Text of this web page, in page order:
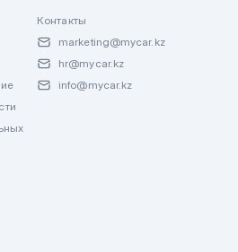
Контакты
marketing@mycar.kz
hr@mycar.kz
info@mycar.kz